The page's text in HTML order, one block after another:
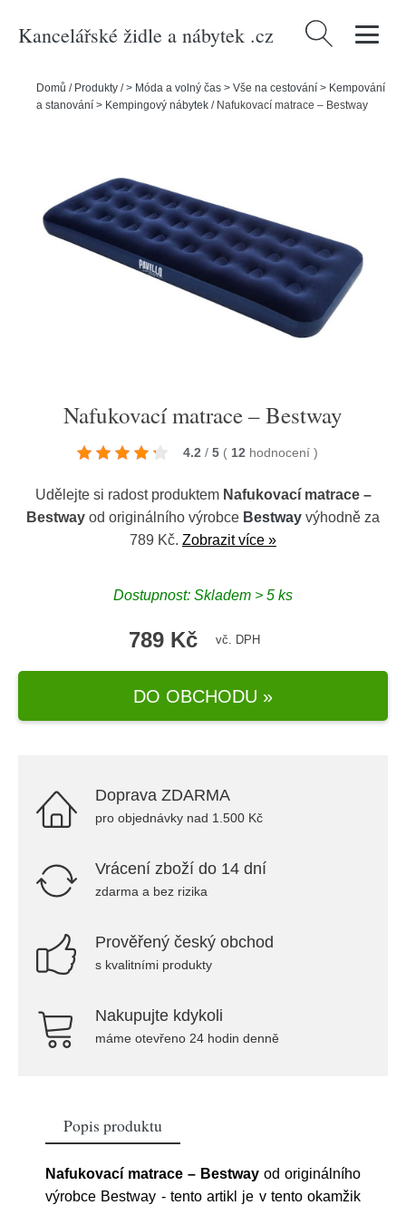
Kancelářské židle a nábytek .cz Vyhledávání
Domů / Produkty /> Móda a volný čas > Vše na cestování > Kempování
a stanování > Kempingový nábytek / Nafukovací matrace – Bestway
Nafukovací matrace – Bestway
4.2 / 5 ( 12 hodnocení )
Udělejte si radost produktem Nafukovací matrace –
Bestway od originálního výrobce Bestway výhodně za
789 Kč. Zobrazit více »
Dostupnost: Skladem > 5 ks
789 Kč vč. DPH
DO OBCHODU »
Doprava ZDARMA
pro objednávky nad 1.500 Kč
Vrácení zboží do 14 dní
zdarma a bez rizika
Prověřený český obchod
s kvalitními produkty
Nakupujte kdykoli
máme otevřeno 24 hodin denně
Popis produktu
Nafukovací matrace – Bestway od originálního
výrobce Bestway - tento artikl je v tento okamžik